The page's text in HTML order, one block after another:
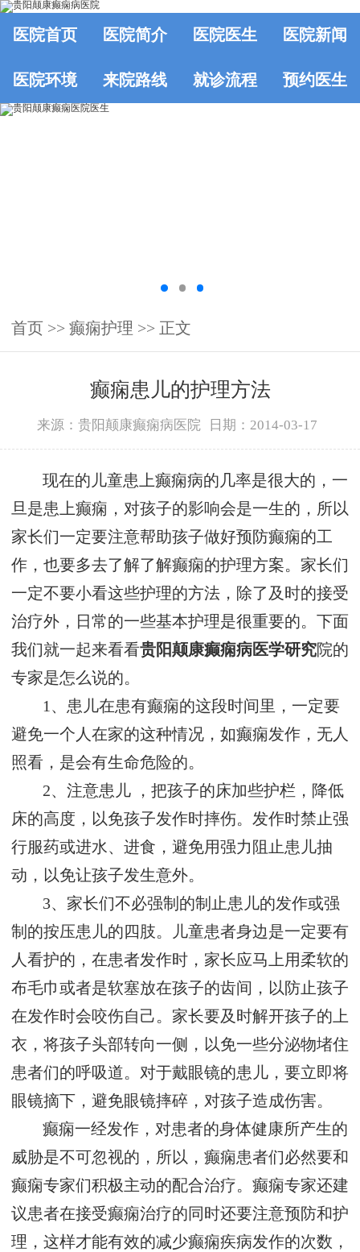
医院首页 医院简介 医院医生 医院新闻
医院环境 来院路线 就诊流程 预约医生
首页 >> 癫痫护理 >> 正文
癫痫患儿的护理方法
来源：贵阳颠康癫痫病医院 日期：2014-03-17
现在的儿童患上癫痫病的几率是很大的，一
旦是患上癫痫，对孩子的影响会是一生的，所以
家长们一定要注意帮助孩子做好预防癫痫的工
作，也要多去了解了解癫痫的护理方案。家长们
一定不要小看这些护理的方法，除了及时的接受
治疗外，日常的一些基本护理是很重要的。下面
我们就一起来看看贵阳颠康癫痫病医学研究院的
专家是怎么说的。
1、患儿在患有癫痫的这段时间里，一定要
避免一个人在家的这种情况，如癫痫发作，无人
照看，是会有生命危险的。
2、注意患儿 ，把孩子的床加些护栏，降低
床的高度，以免孩子发作时摔伤。发作时禁止强
行服药或进水、进食，避免用强力阻止患儿抽
动，以免让孩子发生意外。
3、家长们不必强制的制止患儿的发作或强
制的按压患儿的四肢。儿童患者身边是一定要有
人看护的，在患者发作时，家长应马上用柔软的
布毛巾或者是软塞放在孩子的齿间，以防止孩子
在发作时会咬伤自己。家长要及时解开孩子的上
衣，将孩子头部转向一侧，以免一些分泌物堵住
患者们的呼吸道。对于戴眼镜的患儿，要立即将
眼镜摘下，避免眼镜摔碎，对孩子造成伤害。
癫痫一经发作，对患者的身体健康所产生的
威胁是不可忽视的，所以，癫痫患者们必然要和
癫痫专家们积极主动的配合治疗。癫痫专家还建
议患者在接受癫痫治疗的同时还要注意预防和护
理，这样才能有效的减少癫痫疾病发作的次数，